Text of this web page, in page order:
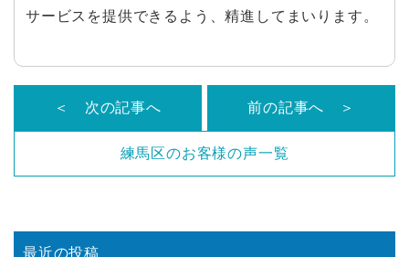
サービスを提供できるよう、精進してまいります。
＜ 次の記事へ
練馬区のお客様の声一覧
前の記事へ ＞
最近の投稿